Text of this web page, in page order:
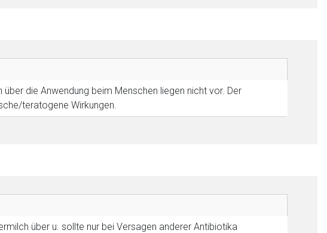
über die Anwendung beim Menschen liegen nicht vor. Der
teratogene Wirkungen.
über u. sollte nur bei Versagen anderer Antibiotika